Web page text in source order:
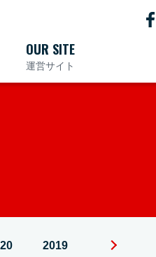
OUR SITE
運営サイト
2019 2018